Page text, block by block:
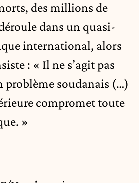
des millions de
dans un quasi-
international, alors
: « Il ne s’agit pas
problème soudanais (…)
compromet toute
»